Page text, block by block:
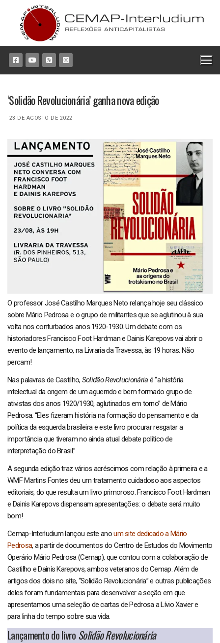
conteúdo
‘Solidão Revolucionária’ ganha nova edição
23 DE AGOSTO DE 2022
O professor José Castilho Marques Neto relança hoje seu clássico
sobre Mário Pedrosa e o grupo de militantes que se aglutinou à sua
volta nos conturbados anos 1920-1930. Um debate com os
historiadores Francisco Foot Hardman e Dainis Karepovs vai abrir o
evento de lançamento, na Livraria da Travessa, às 19 horas. Não
percam!
Nas palavras de Castilho, Solidão Revolucionária é “a história
intelectual da origem de um aguerrido e bem formado grupo de
ativistas dos anos 1920/1930, aglutinados em torno” de Mário
Pedrosa. “Eles fizeram história na formação do pensamento e da
política da esquerda brasileira e este livro procurar resgatar a
importância que tiveram no ainda atual debate político de
interpretação do Brasil.”
A segunda edição traz vários acréscimos com relação à primeira e a
WMF Martins Fontes deu um tratamento cuidadoso aos aspectos
editoriais, do que resulta um livro primoroso. Francisco Foot Hardman
e Dainis Karepovs dispensam apresentações: o debate será muito
bom!
Cemap-Interludium lançou este anoum site dedicado a Mário
Pedrosa, a partir de documentos do Centro de Estudos do Movimento
Operário Mário Pedrosa (Cemap), que contou com a colaboração de
Castilho e Dainis Karepovs, ambos veteranos do Cemap. Além de
artigos dos dois no site, “Solidão Revolucionária” e outras publicações
deles foram fundamentais para desenvolver a seção em que
apresentamos uma seleção de cartas de Pedrosa a Lívio Xavier e
para linha do tempo sobre sua vida.
Lançamento do livro Solidão Revolucionária